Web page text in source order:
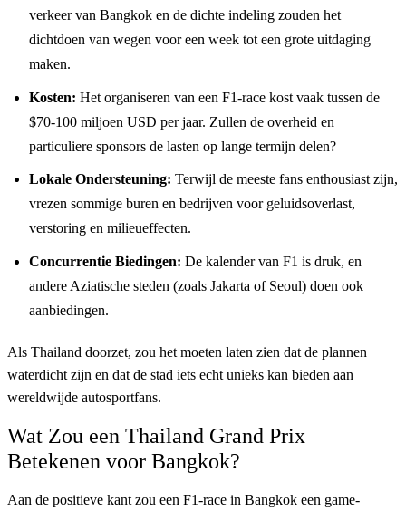
verkeer van Bangkok en de dichte indeling zouden het
dichtdoen van wegen voor een week tot een grote uitdaging
maken.
Kosten: Het organiseren van een F1-race kost vaak tussen de
$70-100 miljoen USD per jaar. Zullen de overheid en
particuliere sponsors de lasten op lange termijn delen?
Lokale Ondersteuning: Terwijl de meeste fans enthousiast zijn,
vrezen sommige buren en bedrijven voor geluidsoverlast,
verstoring en milieueffecten.
Concurrentie Biedingen: De kalender van F1 is druk, en
andere Aziatische steden (zoals Jakarta of Seoul) doen ook
aanbiedingen.
Als Thailand doorzet, zou het moeten laten zien dat de plannen
waterdicht zijn en dat de stad iets echt unieks kan bieden aan
wereldwijde autosportfans.
Wat Zou een Thailand Grand Prix
Betekenen voor Bangkok?
Aan de positieve kant zou een F1-race in Bangkok een game-